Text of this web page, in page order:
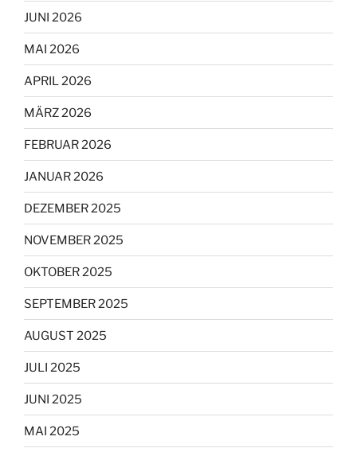
JUNI 2026
MAI 2026
APRIL 2026
MÄRZ 2026
FEBRUAR 2026
JANUAR 2026
DEZEMBER 2025
NOVEMBER 2025
OKTOBER 2025
SEPTEMBER 2025
AUGUST 2025
JULI 2025
JUNI 2025
MAI 2025